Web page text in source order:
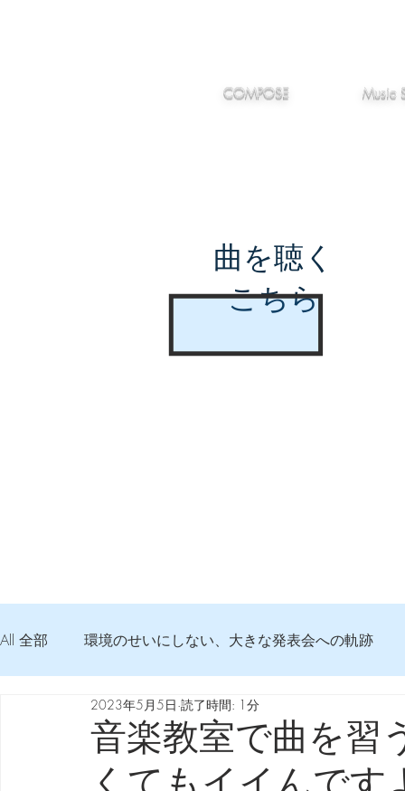
COMPOSE Music
曲を聴く
こちら
All 全部 環境のせいにしない、大きな発表会への軌跡
弦交換の記録 DTM 始める 知っておきたいコト
Imanjy Studio 使われているモノ 食べんじーの美味
音楽教室で曲を習
2023年5月5日 読了時間: 1分